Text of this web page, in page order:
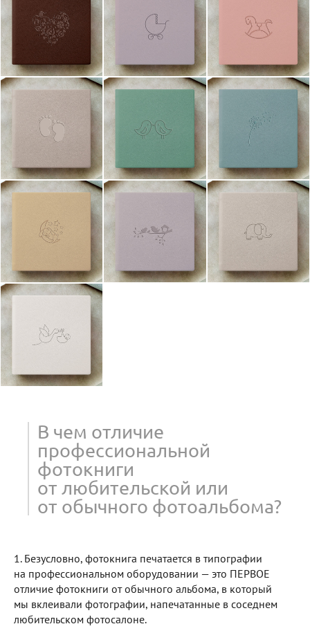
В чем отличие
профессиональной
фотокниги
от любительской или
от обычного фотоальбома?
1. Безусловно, фотокнига печатается в типографии
на профессиональном оборудовании — это ПЕРВОЕ
отличие фотокниги от обычного альбома, в который
мы вклеивали фотографии, напечатанные в соседнем
любительском фотосалоне.